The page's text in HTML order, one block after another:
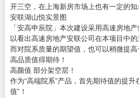
开三空，在上海新房市场上也有一定的知
安联湖山悦实景图
「安高申辰院」本次建设采用高速房地
以看出高速房地产安联公司在本项目中的
而对院系质量的期望值，也可以稍微提高
高品质值得期待！
高颜值 部分架空层！
作为“高端院系”产品，首先期待值的提升
值”！